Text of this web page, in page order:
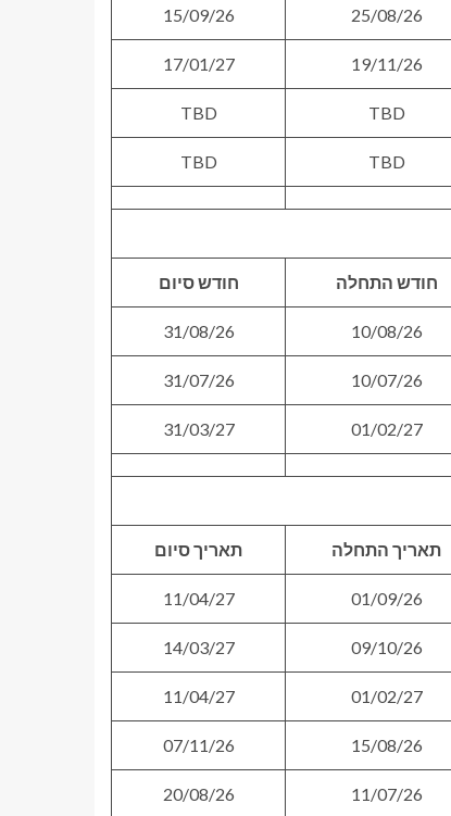
25/08/26
15/09/26
19/11/26
17/01/27
TBD
TBD
TBD
TBD
חודש התחלה חודש סיום
10/08/26
31/08/26
10/07/26
31/07/26
01/02/27
31/03/27
תאריך התחלה תאריך סיום
01/09/26
11/04/27
09/10/26
14/03/27
01/02/27
11/04/27
15/08/26
07/11/26
11/07/26
20/08/26